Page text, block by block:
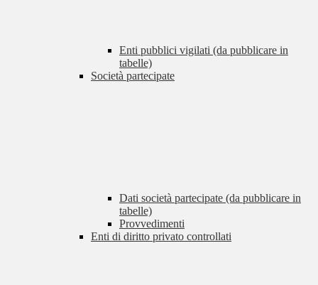
Enti pubblici vigilati (da pubblicare in
tabelle)
Società partecipate
Dati società partecipate (da pubblicare in
tabelle)
Provvedimenti
Enti di diritto privato controllati